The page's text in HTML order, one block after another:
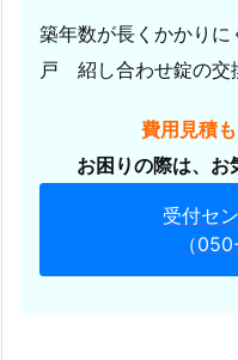
様
か
ご
築年数が長くかかり
戸 紹し合わせ錠の交
費用見積
お困りの際は、お
受付セ
（